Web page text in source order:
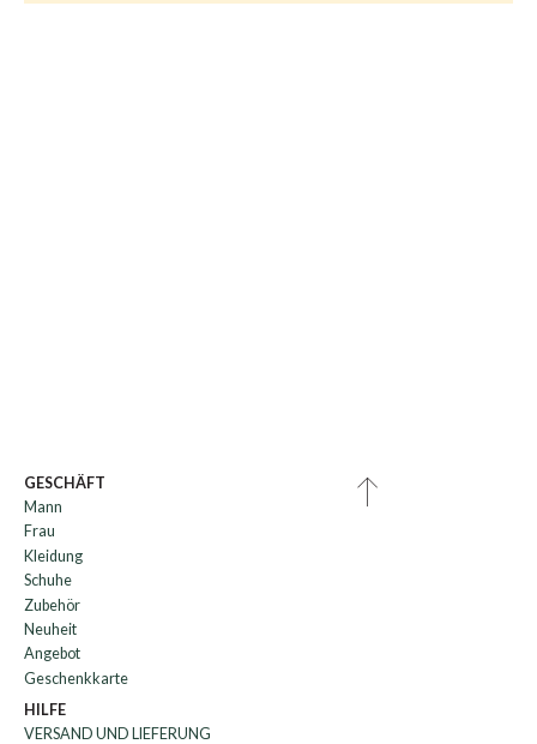
GESCHÄFT
Mann
Frau
Kleidung
Schuhe
Zubehör
Neuheit
Angebot
Geschenkkarte
HILFE
VERSAND UND LIEFERUNG